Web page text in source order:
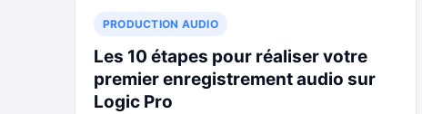
PRODUCTION AUDIO
Les 10 étapes pour réaliser votre
premier enregistrement audio sur
Logic Pro